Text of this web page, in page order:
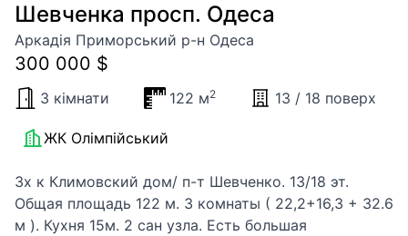
Шевченка просп. Одеса
Аркадія Приморський р-н Одеса
300 000 $
3 кімнати 122 м2 13 / 18 поверх
ЖК Олімпійський
3х к Климовский дом/ п-т Шевченко. 13/18 эт.
Общая площадь 122 м. 3 комнаты ( 22,2+16,3 + 32.6
м ). Кухня 15м. 2 сан узла. Есть большая